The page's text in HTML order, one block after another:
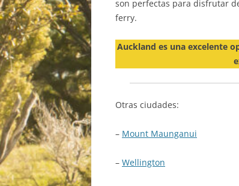
son perfectas para disfrutar
ferry.
Auckland es una excelente
Otras ciudades:
– Mount Maunganui
– Wellington